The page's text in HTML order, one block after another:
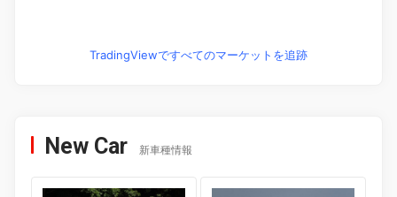
TradingViewですべてのマーケットを追跡
New Car 新車種情報